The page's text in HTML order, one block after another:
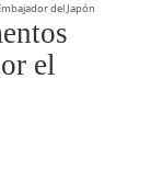
del Japón
el